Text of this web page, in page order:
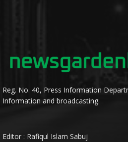
Reg. No. 40, Press Information
Information and broadcasting.
Editor : Rafiqul Islam Sabuj